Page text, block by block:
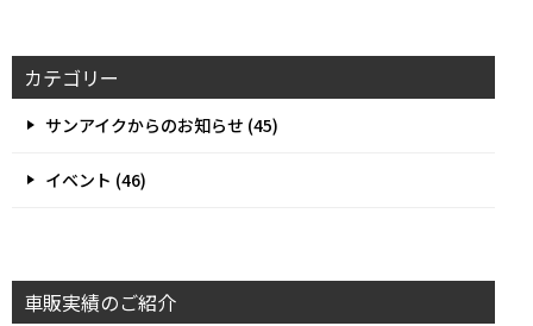
カテゴリー
サンアイクからのお知らせ (45)
イベント (46)
車販実績のご紹介